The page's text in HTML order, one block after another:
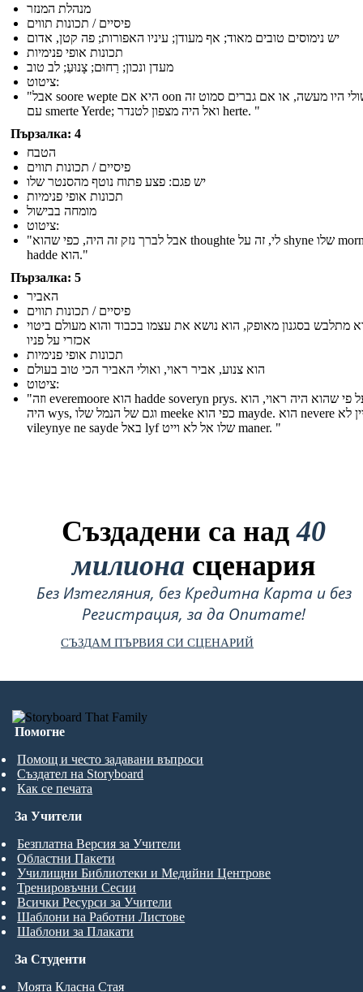
מנהלת המנזר
פיסיים / תכונות תווים
יש נימוסים טובים מאוד; אף מעודן; עיניו האפורות; פה קטן, אדום
תכונות אופי פנימיות
מעדן ונכון; רַחוּם; צָנוּעַ; לב טוב
ציטוט:
"אבל soore wepte היא אם oon של שולי היו מעשה, או אם גברים סמוט זה
עם smerte Yerde; ואל היה מצפון לטנדר herte. "
Пързалка: 4
הטבח
פיסיים / תכונות תווים
יש פגם: פצע פתוח נוטף מהסנטר שלו
תכונות אופי פנימיות
מומחה בבישול
ציטוט:
"אבל לברך נזק זה היה, כפי שהוא thoughte לי, זה על shyne שלו mormal
hadde הוא."
Пързалка: 5
האביר
פיסיים / תכונות תווים
מתלבש בסגנון מאופק, הוא נושא את עצמו בכבוד והוא מעולם ביטוי
אכזרי על פניו
תכונות אופי פנימיות
הוא צנוע, אביר ראוי, ואולי האביר הכי טוב בעולם
ציטוט:
"וזה everemoore הוא hadde soveryn prys. ואף על פי שהוא היה ראוי, הוא
היה wys, וגם של הנמל שלו meeke כפי הוא mayde. הוא nevere עדיין לא
vileynye ne sayde באל lyf שלו אל לא וייט maner. "
Създадени са над40
милиона сценария
Без Изтегляния, без Кредитна Карта и без
Регистрация, за да Опитате!
СЪЗДАМ ПЪРВИЯ СИ СЦЕНАРИЙ
Помогне
Помощ и често задавани въпроси
Създател на Storyboard
Как се печата
За Студенти
Моята Класна Стая
За Учители
Безплатна Версия за Учители
Областни Пакети
Училищни Библиотеки и Медийни Центрове
Тренировъчни Сесии
Всички Ресурси за Учители
Шаблони на Работни Листове
Шаблони за Плакати